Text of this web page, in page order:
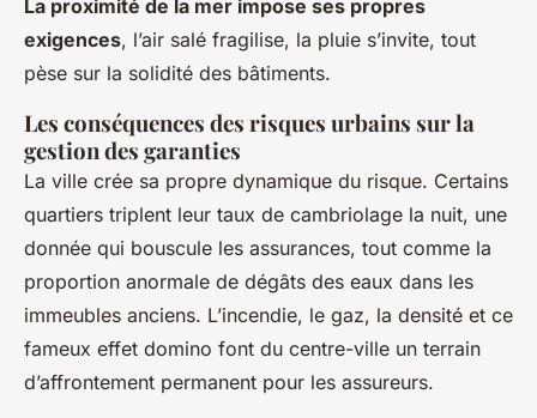
La proximité de la mer impose ses propres
exigences, l’air salé fragilise, la pluie s’invite, tout
pèse sur la solidité des bâtiments.
Les conséquences des risques urbains sur la
gestion des garanties
La ville crée sa propre dynamique du risque. Certains
quartiers triplent leur taux de cambriolage la nuit, une
donnée qui bouscule les assurances, tout comme la
proportion anormale de dégâts des eaux dans les
immeubles anciens. L’incendie, le gaz, la densité et ce
fameux effet domino font du centre-ville un terrain
d’affrontement permanent pour les assureurs.